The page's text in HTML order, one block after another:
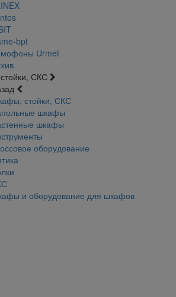
bpt
Urmet
СКС
стойки, СКС
шкафы
шкафы
оборудование
и оборудование для шкафов